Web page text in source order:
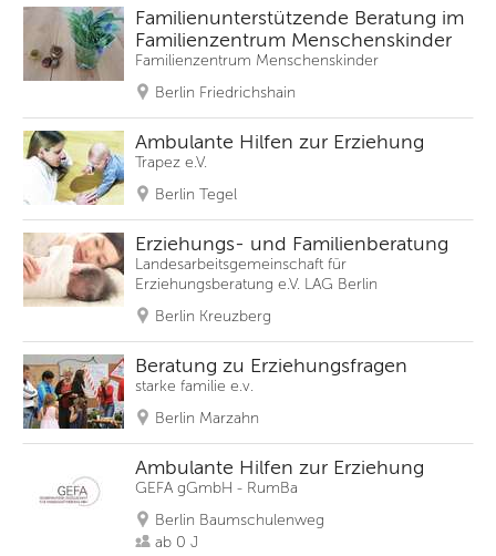
Familienunterstützende Beratung im
Familienzentrum Menschenskinder
Familienzentrum Menschenskinder
Berlin Friedrichshain
Ambulante Hilfen zur Erziehung
Trapez e.V.
Berlin Tegel
Erziehungs- und Familienberatung
Landesarbeitsgemeinschaft für
Erziehungsberatung e.V. LAG Berlin
Berlin Kreuzberg
Beratung zu Erziehungsfragen
starke familie e.v.
Berlin Marzahn
Ambulante Hilfen zur Erziehung
GEFA gGmbH - RumBa
Berlin Baumschulenweg
ab 0 J